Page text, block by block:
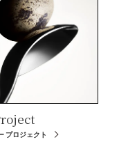
プロジェクト